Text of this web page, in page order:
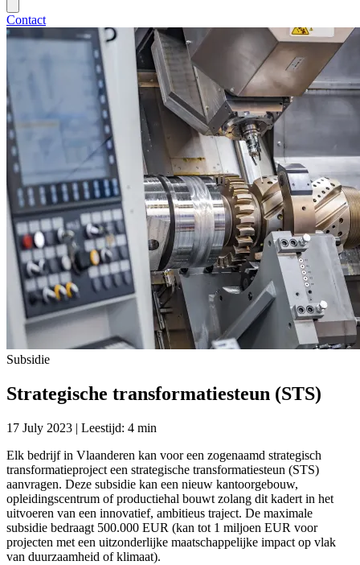
Contact
Subsidie
Strategische transformatiesteun (STS)
17 July 2023 | Leestijd: 4 min
Elk bedrijf in Vlaanderen kan voor een zogenaamd strategisch
transformatieproject een strategische transformatiesteun (STS)
aanvragen. Deze subsidie kan een nieuw kantoorgebouw,
opleidingscentrum of productiehal bouwt zolang dit kadert in het
uitvoeren van een innovatief, ambitieus traject. De maximale
subsidie bedraagt 500.000 EUR (kan tot 1 miljoen EUR voor
projecten met een uitzonderlijke maatschappelijke impact op vlak
van duurzaamheid of klimaat).